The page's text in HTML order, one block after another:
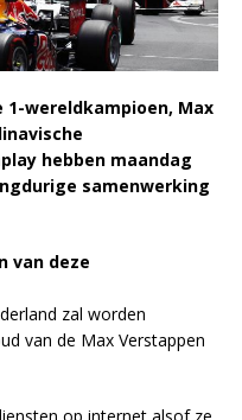
1-wereldkampioen, Max
hebben maandag
samenwerking
van deze
zal worden
van de Max Verstappen